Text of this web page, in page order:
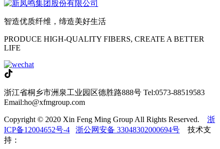
智造优质纤维，缔造美好生活
PRODUCE HIGH-QUALITY FIBERS, CREATE A BETTER
LIFE
浙江省桐乡市洲泉工业园区德胜路888号 Tel:0573-88519583
Email:ho@xfmgroup.com
Copyright © 2020 Xin Feng Ming Group All Rights Reserved. 浙
ICP备12004652号-4
浙公网安备 33048302000694号 技术支
持：